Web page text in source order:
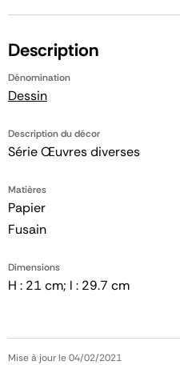
Description
Dénomination
Dessin
Description du décor
Série Œuvres diverses
Matières
Papier
Fusain
Dimensions
H : 21 cm; l : 29.7 cm
Mise à jour le 04/02/2021